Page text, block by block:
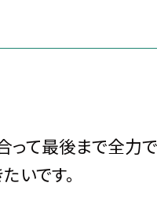
って最後まで全力
いです。